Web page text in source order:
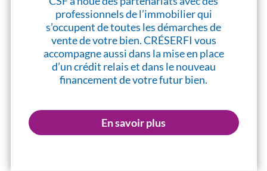
professionnels de l’immobilier qui
s’occupent de toutes les démarches de
vente de votre bien. CRÉSERFI vous
accompagne aussi dans la mise en place
d’un crédit relais et dans le nouveau
financement de votre futur bien.
En savoir plus